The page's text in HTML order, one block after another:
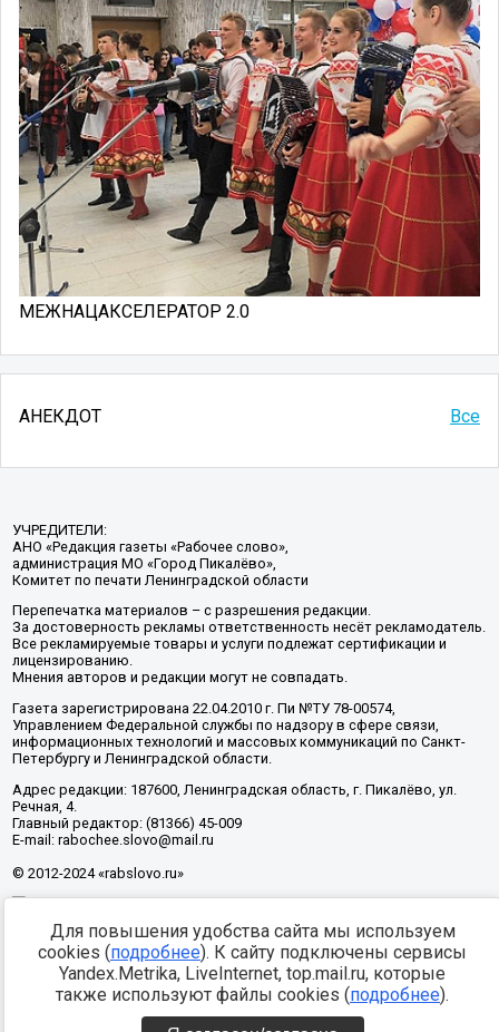
МЕЖНАЦАКСЕЛЕРАТОР 2.0
АНЕКДОТ Все
УЧРЕДИТЕЛИ:
АНО «Редакция газеты «Рабочее слово»,
администрация МО «Город Пикалёво»,
Комитет по печати Ленинградской области
Перепечатка материалов – с разрешения редакции.
За достоверность рекламы ответственность несёт рекламодатель.
Все рекламируемые товары и услуги подлежат сертификации и
лицензированию.
Мнения авторов и редакции могут не совпадать.
Газета зарегистрирована 22.04.2010 г. Пи №ТУ 78-00574,
Управлением Федеральной службы по надзору в сфере связи,
информационных технологий и массовых коммуникаций по Санкт-
Петербургу и Ленинградской области.
Адрес редакции: 187600, Ленинградская область, г. Пикалёво, ул.
Речная, 4.
Главный редактор: (81366) 45-009
E-mail: rabochee.slovo@mail.ru
© 2012-2024 «rabslovo.ru»
Разработка -
Для повышения удобства сайта мы используем
cookies (подробнее). К сайту подключены сервисы
Yandex.Metrika, LiveInternet, top.mail.ru, которые
также используют файлы cookies (подробнее).